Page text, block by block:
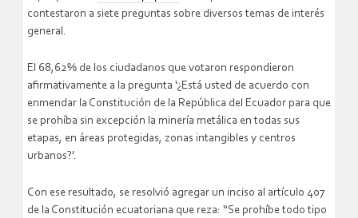
contestaron a siete preguntas sobre diversos temas de interés
general.
El 68,62% de los ciudadanos que votaron respondieron
afirmativamente a la pregunta ‘¿Está usted de acuerdo con
enmendar la Constitución de la República del Ecuador para que
se prohíba sin excepción la minería metálica en todas sus
etapas, en áreas protegidas, zonas intangibles y centros
urbanos?’.
Con ese resultado, se resolvió agregar un inciso al artículo 407
de la Constitución ecuatoriana que reza: “Se prohíbe todo tipo